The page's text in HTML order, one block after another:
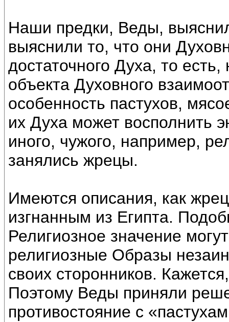
Наши предки, Веды,
выяснили то, что они
достаточного Духа, то
объекта Духовного
особенность пастухов,
их Духа может восполнить
иного, чужого, например,
занялись жрецы.
Имеются описания, как
изгнанным из Египта.
Религиозное значение
религиозные Образы
своих сторонников.
Поэтому Веды приняли
противостояние с